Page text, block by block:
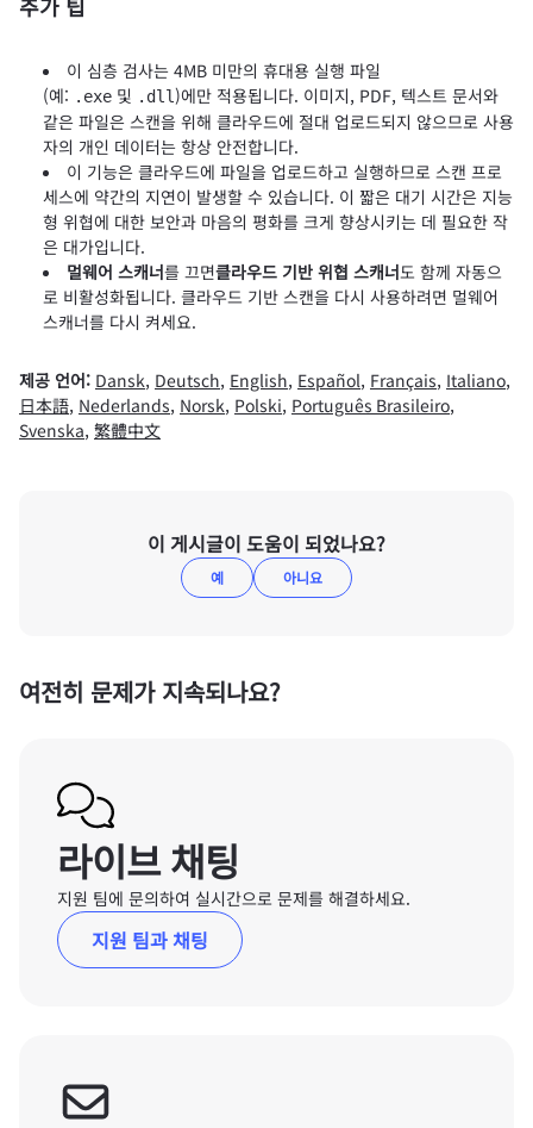
이 심층 검사는 4MB 미만의 휴대용 실행 파일
(예: .exe 및 .dll)에만 적용됩니다. 이미지, PDF, 텍스트 문서와
같은 파일은 스캔을 위해 클라우드에 절대 업로드되지 않으므로 사용
자의 개인 데이터는 항상 안전합니다.
이 기능은 클라우드에 파일을 업로드하고 실행하므로 스캔 프로
세스에 약간의 지연이 발생할 수 있습니다. 이 짧은 대기 시간은 지능
형 위협에 대한 보안과 마음의 평화를 크게 향상시키는 데 필요한 작
은 대가입니다.
멀웨어 스캐너를 끄면클라우드 기반 위협 스캐너도 함께 자동으
로 비활성화됩니다. 클라우드 기반 스캔을 다시 사용하려면 멀웨어
스캐너를 다시 켜세요.
제공 언어: Dansk, Deutsch, English, Español, Français, Italiano,
日本語, Nederlands, Norsk, Polski, Português Brasileiro,
Svenska, 繁體中文
이 게시글이 도움이 되었나요?
예 아니요
여전히 문제가 지속되나요?
라이브 채팅
지원 팀에 문의하여 실시간으로 문제를 해결하세요.
지원 팀과 채팅